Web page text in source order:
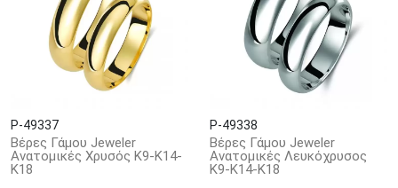
P-49337
Βέρες Γάμου Jeweler
Ανατομικές Χρυσός Κ9-Κ14-
Κ18
P-49338
Βέρες Γάμου Jeweler
Ανατομικές Λευκόχρυσος
Κ9-Κ14-Κ18